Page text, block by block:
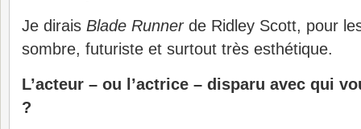
Je dirais Blade Runnerde Ridley Scott, pour
sombre, futuriste et surtout très esthétique.
L’acteur – ou l’actrice – disparu avec qui
?